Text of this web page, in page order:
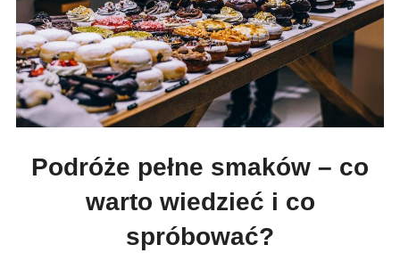
Podróże pełne smaków – co
warto wiedzieć i co
spróbować?